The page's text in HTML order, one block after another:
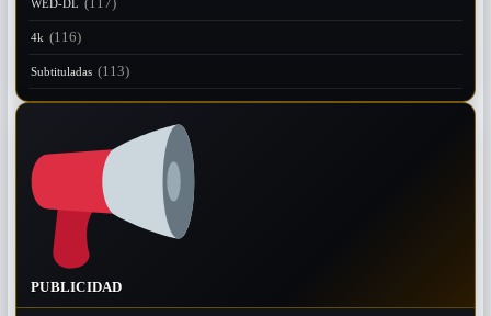
WED-DL
4k (116)
Subtituladas (113)
PUBLICIDAD